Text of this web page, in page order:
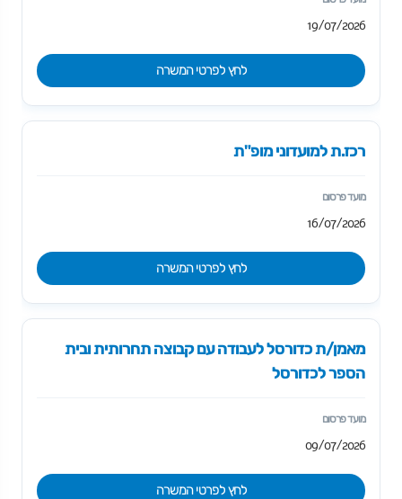
19/07/2026
לחץ לפרטי המשרה
רכז.ת למועדוני מופ"ת
16/07/2026
לחץ לפרטי המשרה
מאמן/ת כדורסל לעבודה עם קבוצה תחרותית ובית
הספר לכדורסל
09/07/2026
לחץ לפרטי המשרה